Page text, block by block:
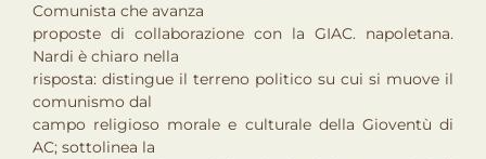
Comunista che avanza
proposte di collaborazione con la GIAC. napoletana.
Nardi è chiaro nella
risposta: distingue il terreno politico su cui si muove il
comunismo dal
campo religioso morale e culturale della Gioventù di
AC; sottolinea la